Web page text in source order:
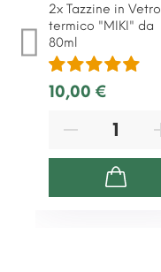
2x Tazzine in Vetro
termico "MIKI" da
80ml
10,00 €